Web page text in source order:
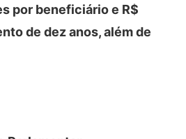
por beneficiário e R$
de dez anos, além de